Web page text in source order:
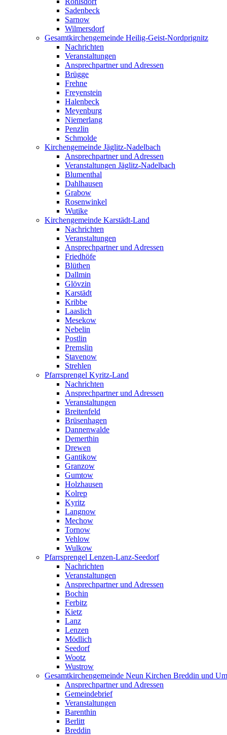
Sadenbeck
Sarnow
Wilmersdorf
Gesamtkirchengemeinde Heilig-Geist-Nordprignitz
Nachrichten
Veranstaltungen
Ansprechpartner und Adressen
Brügge
Frehne
Freyenstein
Halenbeck
Meyenburg
Niemerlang
Penzlin
Schmolde
Kirchengemeinde Jäglitz-Nadelbach
Ansprechpartner und Adressen
Veranstaltungen Jäglitz-Nadelbach
Blumenthal
Dahlhausen
Grabow
Rosenwinkel
Wutike
Kirchengemeinde Karstädt-Land
Nachrichten
Veranstaltungen
Ansprechpartner und Adressen
Friedhöfe
Blüthen
Dallmin
Glövzin
Karstädt
Kribbe
Laaslich
Mesekow
Nebelin
Postlin
Premslin
Stavenow
Strehlen
Pfarrsprengel Kyritz-Land
Nachrichten
Ansprechpartner und Adressen
Veranstaltungen
Breitenfeld
Brüsenhagen
Dannenwalde
Demerthin
Drewen
Gantikow
Granzow
Gumtow
Holzhausen
Kolrep
Kyritz
Langnow
Mechow
Tornow
Vehlow
Wulkow
Pfarrsprengel Lenzen-Lanz-Seedorf
Nachrichten
Veranstaltungen
Ansprechpartner und Adressen
Bochin
Ferbitz
Kietz
Lanz
Lenzen
Mödlich
Seedorf
Wootz
Wustrow
Gesamtkirchengemeinde Neun Kirchen Breddin und
Ansprechpartner und Adressen
Gemeindebrief
Veranstaltungen
Barenthin
Berlitt
Breddin